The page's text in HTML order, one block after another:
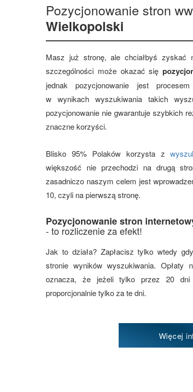
Pozycjonowanie stron
Wielkopolski
Masz już stronę, ale chciałbyś zyskać
szczególności może okazać się
jednak pozycjonowanie jest
w wynikach wyszukiwania takich
pozycjonowanie nie gwarantuje szybkich
znaczne korzyści.
Blisko 95% Polaków korzysta z
większość nie przechodzi na drugą
zasadniczo naszym celem jest
10, czyli na pierwszą stronę.
Pozycjonowanie stron
- to rozliczenie za efekt!
Jak to działa? Zapłacisz tylko wtedy
stronie wyników wyszukiwania. Opłaty
oznacza, że jeżeli tylko przez 20
proporcjonalnie tylko za te dni.
Więcej